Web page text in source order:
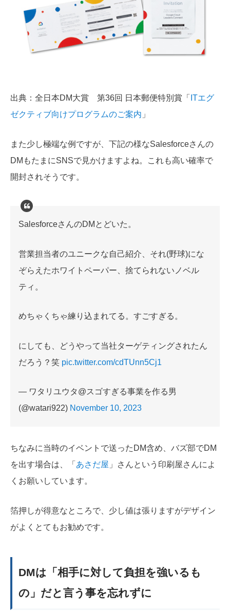
出典：全日本DM大賞 第36回 日本郵便特別賞「 ITエグ
ゼクティブ向けプログラムのご案内 」
また少し極端な例ですが、下記の様なSalesforceさんの
DMもたまにSNSで見かけますよね。これも高い確率で
開封されそうです。
SalesforceさんのDMとどいた。
営業担当者のユニークな自己紹介、それ(野球)にな
ぞらえたホワイトペーパー、捨てられないノベル
ティ。
めちゃくちゃ練り込まれてる。すごすぎる。
にしても、どうやって当社ターゲティングされたん
だろう？笑 pic.twitter.com/cdTUnn5Cj1
— ワタリユウタ@スゴすぎる事業を作る男
(@watari922) November 10, 2023
ちなみに当時のイベントで送ったDM含め、バズ部でDM
を出す場合は、「 あさだ屋 」さんという印刷屋さんによ
くお願いしています。
箔押しが得意なところで、少し値は張りますがデザイン
がよくとてもお勧めです。
DMは「相手に対して負担を強いるも
の」だと言う事を忘れずに